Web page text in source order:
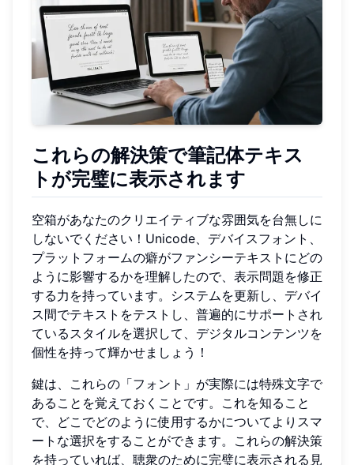
これらの解決策で筆記体テキス
トが完璧に表示されます
空箱があなたのクリエイティブな雰囲気を台無しに
しないでください！Unicode、デバイスフォント、
プラットフォームの癖がファンシーテキストにどの
ように影響するかを理解したので、表示問題を修正
する力を持っています。システムを更新し、デバイ
ス間でテキストをテストし、普遍的にサポートされ
ているスタイルを選択して、デジタルコンテンツを
個性を持って輝かせましょう！
鍵は、これらの「フォント」が実際には特殊文字で
あることを覚えておくことです。これを知ること
で、どこでどのように使用するかについてよりスマ
ートな選択をすることができます。これらの解決策
を持っていれば、聴衆のために完璧に表示される見